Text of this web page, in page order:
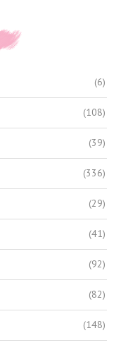
(6)
(108)
(39)
(336)
(29)
(41)
(92)
(82)
(148)